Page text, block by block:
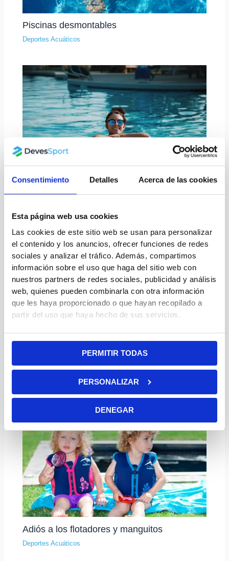
Consentimiento Detalles Acerca de las cookies
Esta página web usa cookies
Las cookies de este sitio web se usan para personalizar
el contenido y los anuncios, ofrecer funciones de redes
sociales y analizar el tráfico. Además, compartimos
información sobre el uso que haga del sitio web con
nuestros partners de redes sociales, publicidad y análisis
web, quienes pueden combinarla con otra información
que les haya proporcionado o que hayan recopilado a
partir del uso que haya hecho de sus servicios.
PERMITIR TODAS
PERSONALIZAR
DENEGAR
Piscinas desmontables
Deportes Acuáticos
Deportes Acuáticos
Adiós a los flotadores y manguitos
Deportes Acuáticos